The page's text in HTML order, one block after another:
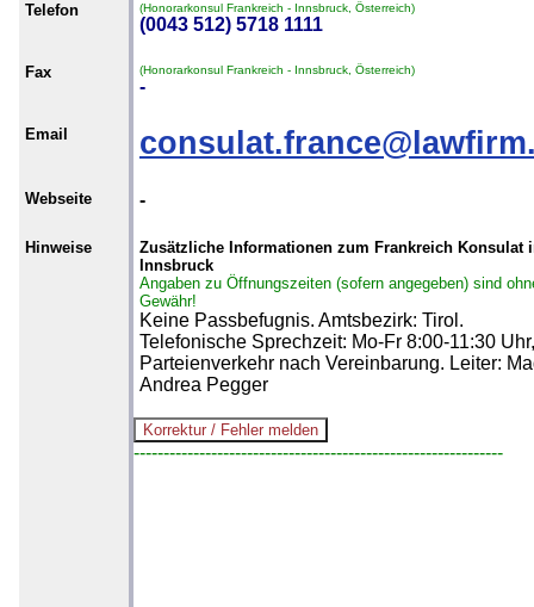
Telefon (Honorarkonsul Frankreich - Innsbruck, Österreich)
(0043 512) 5718 1111
Fax (Honorarkonsul Frankreich - Innsbruck, Österreich)
-
Email
Webseite -
Hinweise
Zusätzliche Informationen zum Frankreich Konsulat
Innsbruck
Angaben zu Öffnungszeiten (sofern angegeben) sind
Gewähr!
Keine Passbefugnis. Amtsbezirk: Tirol.
Telefonische Sprechzeit: Mo-Fr 8:00-11:30 Uhr,
Parteienverkehr nach Vereinbarung. Leiter:
Andrea Pegger
--------------------------------------------------------------